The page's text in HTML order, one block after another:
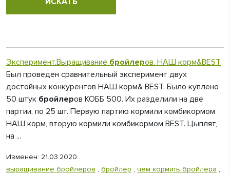
Эксперимент.Выращивание бройлеров. НАШ корм&BEST
Был проведен сравнительный эксперимент двух
достойных конкурентов НАШ корм& BEST. Было куплено
50 штук бройлеров КОББ 500. Их разделили на две
партии, по 25 шт. Первую партию кормили комбикормом
НАШ корм, вторую кормили комбикормом BEST. Цыплят,
на ...
Изменен: 21.03.2020
выращивание бройлеров , бройлер , чем кормить бройлера ,